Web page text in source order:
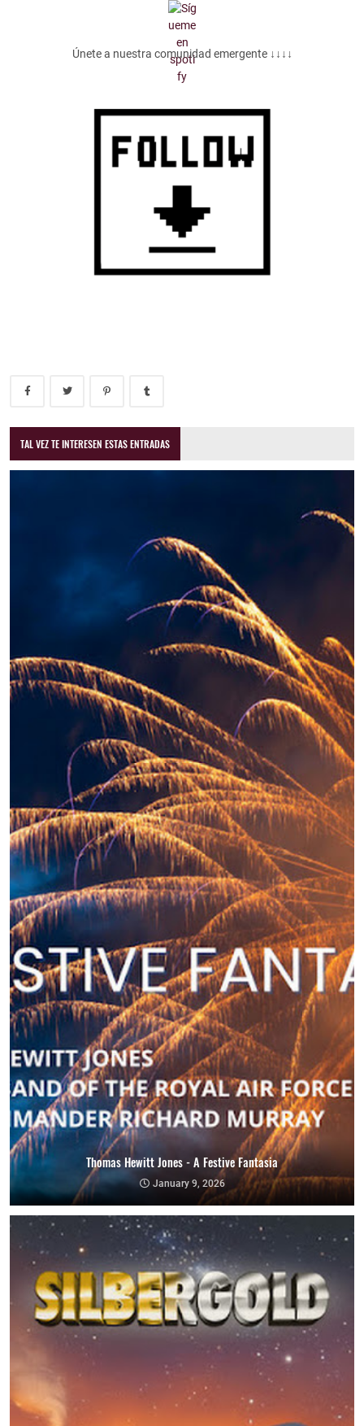
Únete a nuestra comunidad emergente ↓↓↓↓
TAL VEZ TE INTERESEN ESTAS ENTRADAS
Thomas Hewitt Jones - A Festive Fantasia
January 9, 2026